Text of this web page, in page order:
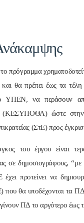
πρόγραμμα
και θα πρέπει έως τα
ΥΠΕΝ, να περάσουν
(ΚΕΣΥΠΟΘΑ) ώστε στην
(ΣτΕ) προς
του έργου είναι
σε δημοσιογράφους,
έχει προτείνει να
που θα υποδέχονται τα
ΠΔ το αργότερο έως